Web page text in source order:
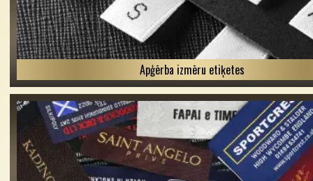
Apģērba izmēru etiķetes